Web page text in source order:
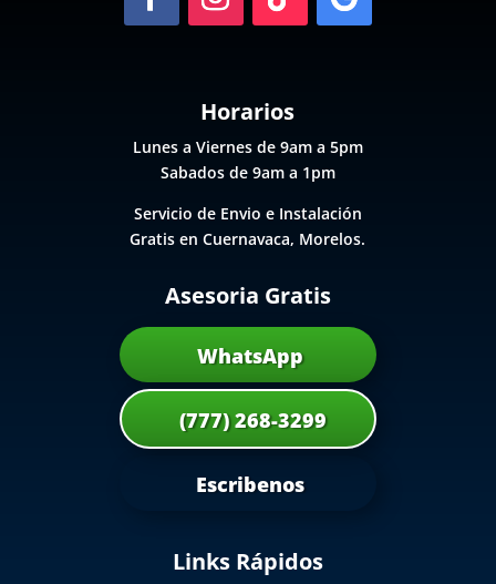
Horarios
Lunes a Viernes de 9am a 5pm
Sabados de 9am a 1pm
Servicio de Envio e Instalación
Gratis en Cuernavaca, Morelos.
Asesoria Gratis
WhatsApp
(777) 268-3299
Escribenos
Links Rápidos